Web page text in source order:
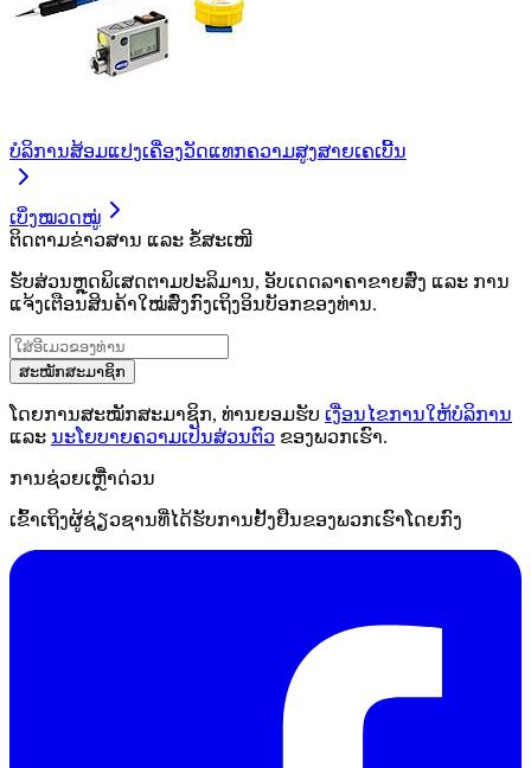
ບໍລິການສ້ອມແປງເຄື່ອງວັດແທກຄວາມສູງສາຍເຄເບີ້ນ
ເບິ່ງໝວດໝູ່
ຕິດຕາມຂ່າວສານ ແລະ ຂໍ້ສະເໜີ
ຮັບສ່ວນຫຼຸດພິເສດຕາມປະລິມານ, ອັບເດດລາຄາຂາຍສົ່ງ ແລະ ການ
ແຈ້ງເຕືອນສິນຄ້າໃໝ່ສົ່ງກົງເຖິງອິນບັອກຂອງທ່ານ.
ສະໝັກສະມາຊິກ
ໂດຍການສະໝັກສະມາຊິກ, ທ່ານຍອມຮັບ ເງື່ອນໄຂການໃຫ້ບໍລິການ
ແລະ ນະໂຍບາຍຄວາມເປັນສ່ວນຕົວ ຂອງພວກເຮົາ.
ການຊ່ວຍເຫຼືໍາດ່ວນ
ເຂົ້າເຖິງຜູ້ຊ່ຽວຊານທີ່ໄດ້ຮັບການຢັ້ງຢືນຂອງພວກເຮົາໂດຍກົງ